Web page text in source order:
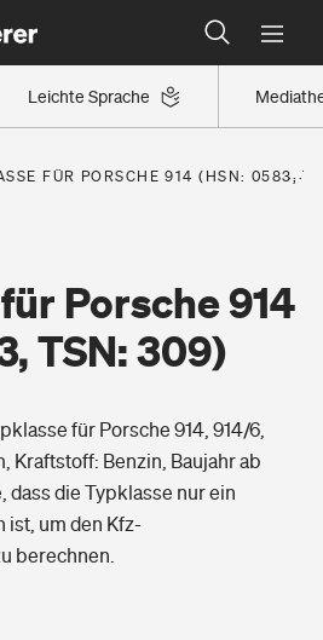
Leichte Sprache
finden
Region eingestuft
Versicherer finden
FÜR PORSCHE 914 (HSN: 0583,
Porsche 914
TSN: 309)
für Porsche 914, 914/6,
Kraftstoff: Benzin, Baujahr ab
dass die Typklasse nur ein
ist, um den Kfz-
berechnen.